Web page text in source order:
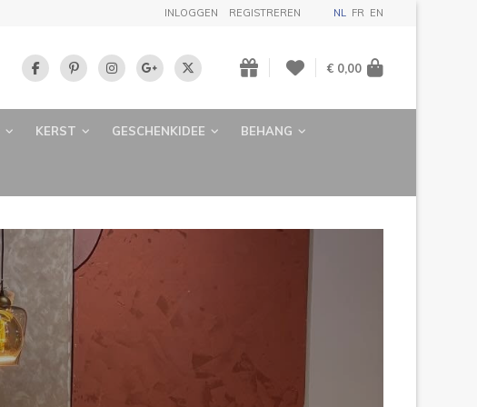
INLOGGEN REGISTREREN NL FR EN
€ 0,00
KERST GESCHENKIDEE BEHANG